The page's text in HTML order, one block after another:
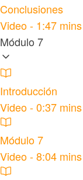
Conclusiones
Video - 1:47 mins
Módulo 7
Introducción
Video - 0:37 mins
Módulo 7
Video - 8:04 mins